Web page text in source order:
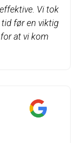
Vi tok
før en viktig
at vi kom